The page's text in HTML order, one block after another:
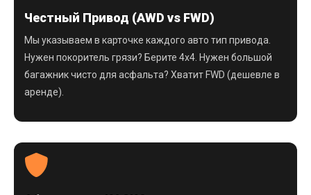
Честный Привод (AWD vs FWD)
Мы указываем в карточке каждого авто тип привода.
Нужен покоритель грязи? Берите 4x4. Нужен большой
багажник чисто для асфальта? Хватит FWD (дешевле в
аренде).